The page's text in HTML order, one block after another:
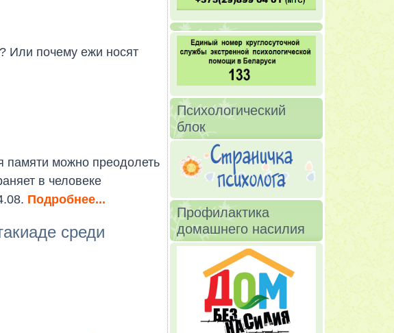
Или почему ежи носят
памяти можно преодолеть
в человеке
Подробнее...
среди
Психологический
блок
Профилактика
домашнего насилия